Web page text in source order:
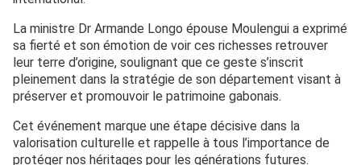
La ministre Dr Armande Longo épouse Moulengui a exprimé
sa fierté et son émotion de voir ces richesses retrouver
leur terre d’origine, soulignant que ce geste s’inscrit
pleinement dans la stratégie de son département visant à
préserver et promouvoir le patrimoine gabonais.
Cet événement marque une étape décisive dans la
valorisation culturelle et rappelle à tous l’importance de
protéger nos héritages pour les générations futures.